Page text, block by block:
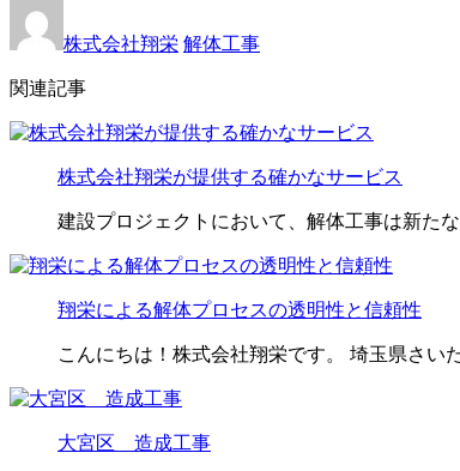
株式会社翔栄 解体工事
関連記事
株式会社翔栄が提供する確かなサービス
建設プロジェクトにおいて、解体工事は新た
翔栄による解体プロセスの透明性と信頼性
こんにちは！株式会社翔栄です。 埼玉県さ
大宮区 造成工事